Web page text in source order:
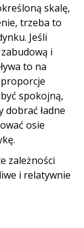
skalę,
trzeba to
Jeśli
i
to na
spokojną,
ładne
osie
zależności
i relatywnie